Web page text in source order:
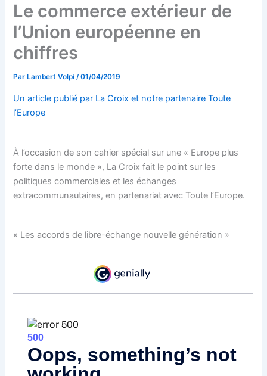
Le commerce extérieur de
l’Union européenne en
chiffres
Par Lambert Volpi/01/04/2019
Un article publié par La Croix et notre partenaire Toute
l’Europe
À l’occasion de son cahier spécial sur une « Europe plus
forte dans le monde », La Croix fait le point sur les
politiques commerciales et les échanges
extracommunautaires, en partenariat avec Toute l’Europe.
« Les accords de libre-échange nouvelle génération »